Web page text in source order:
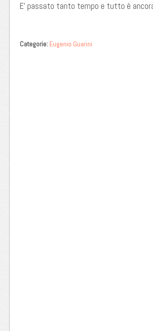
E’ passato tanto tempo e tutto è
Categorie: Eugenio Guarini